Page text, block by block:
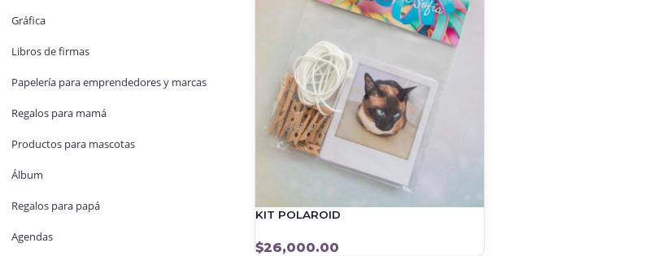
Gráfica
Libros de firmas
Papelería para emprendedores y marcas
Regalos para mamá
Productos para mascotas
Álbum
Regalos para papá
Agendas
KIT POLAROID
$26,000.00